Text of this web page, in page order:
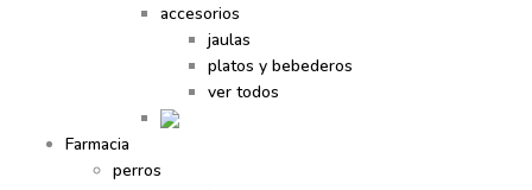
accesorios
jaulas
platos y bebederos
ver todos
Farmacia
perros